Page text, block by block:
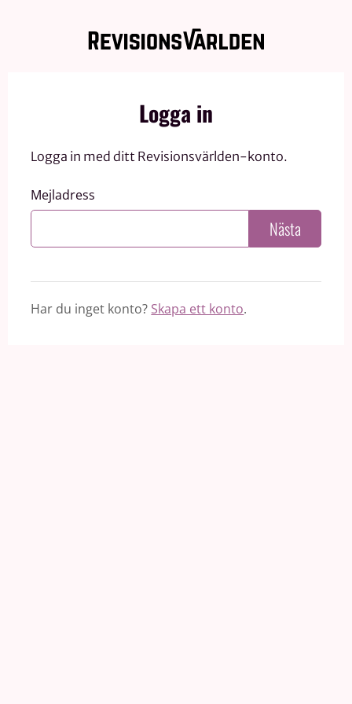
Logga in
Logga in med ditt Revisionsvärlden-konto.
Mejladress
Nästa
Har du inget konto? Skapa ett konto.